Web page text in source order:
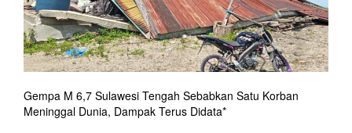
Gempa M 6,7 Sulawesi Tengah Sebabkan Satu Korban
Meninggal Dunia, Dampak Terus Didata*